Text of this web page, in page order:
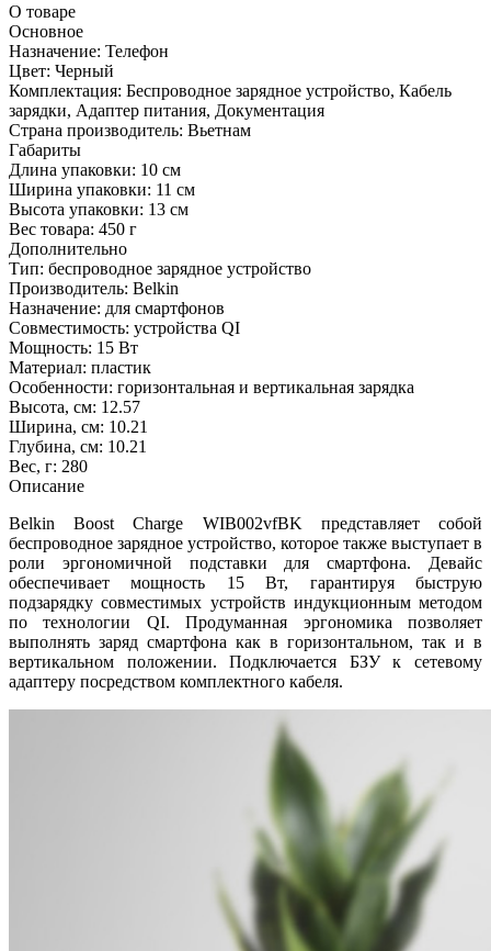
О товаре
Основное
Назначение: Телефон
Цвет: Черный
Комплектация: Беспроводное зарядное устройство, Кабель
зарядки, Адаптер питания, Документация
Страна производитель: Вьетнам
Габариты
Длина упаковки: 10 см
Ширина упаковки: 11 см
Высота упаковки: 13 см
Вес товара: 450 г
Дополнительно
Тип: беспроводное зарядное устройство
Производитель: Belkin
Назначение: для смартфонов
Совместимость: устройства QI
Мощность: 15 Вт
Материал: пластик
Особенности: горизонтальная и вертикальная зарядка
Высота, см: 12.57
Ширина, см: 10.21
Глубина, см: 10.21
Вес, г: 280
Описание
Belkin Boost Charge WIB002vfBK представляет собой
беспроводное зарядное устройство, которое также выступает в
роли эргономичной подставки для смартфона. Девайс
обеспечивает мощность 15 Вт, гарантируя быструю
подзарядку совместимых устройств индукционным методом
по технологии QI. Продуманная эргономика позволяет
выполнять заряд смартфона как в горизонтальном, так и в
вертикальном положении. Подключается БЗУ к сетевому
адаптеру посредством комплектного кабеля.